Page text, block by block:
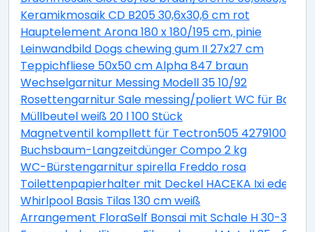
Keramikmosaik CD B205 30,6x30,6 cm rot
Hauptelement Arona 180 x 180/195 cm, pinie
Leinwandbild Dogs chewing gum II 27x27 cm
Teppichfliese 50x50 cm Alpha 847 braun
Wechselgarnitur Messing Modell 35 10/92
Rosettengarnitur Sale messing/poliert WC für Bad +
Müllbeutel weiß 20 l 100 Stück
Magnetventil kompllett für Tectron505 42791000
Buchsbaum-Langzeitdünger Compo 2 kg
WC-Bürstengarnitur spirella Freddo rosa
Toilettenpapierhalter mit Deckel HACEKA Ixi
Whirlpool Basis Tilas 130 cm weiß
Arrangement FloraSelf Bonsai mit Schale H 30-38